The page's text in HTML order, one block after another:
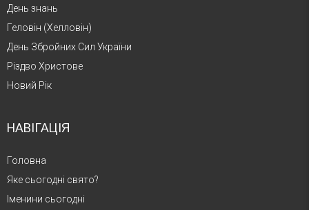
День знань
Геловін (Хелловін)
День Збройних Сил України
Різдво Христове
Новий Рік
НАВІГАЦІЯ
Головна
Яке сьогодні свято?
Іменини сьогодні